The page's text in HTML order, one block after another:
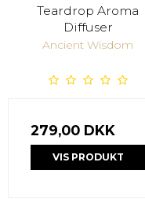
Teardrop Aroma
Diffuser
Ancient Wisdom
279,00 DKK
VIS PRODUKT